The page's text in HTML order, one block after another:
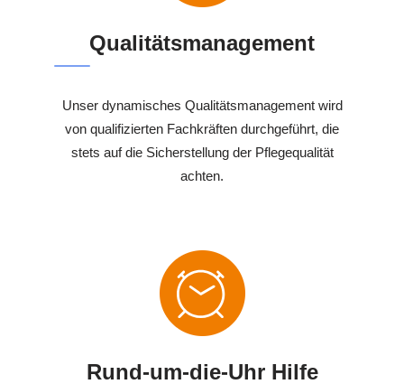
Qualitätsmanagement
Unser dynamisches Qualitätsmanagement wird
von qualifizierten Fachkräften durchgeführt, die
stets auf die Sicherstellung der Pflegequalität
achten.
Rund-um-die-Uhr Hilfe